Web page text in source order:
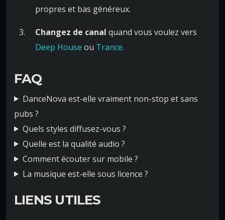
propres et bas généreux.
Changez de canal quand vous voulez vers
Deep House ou Trance.
FAQ
DanceNova est-elle vraiment non-stop et sans
pubs ?
Quels styles diffusez-vous ?
Quelle est la qualité audio ?
Comment écouter sur mobile ?
La musique est-elle sous licence ?
LIENS UTILES